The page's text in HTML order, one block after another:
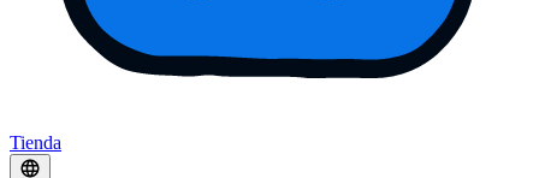
Tienda